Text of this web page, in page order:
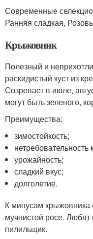
Современные
Ранняя сладкая,
Крыжовник
Полезный и
раскидистый куст из
Созревает в июле,
могут быть зеленого,
Преимущества:
зимостойкость;
урожайность;
сладкий вкус;
долголетие.
К минусам крыжовника
мучнистой росе. Любят
пилильщик.